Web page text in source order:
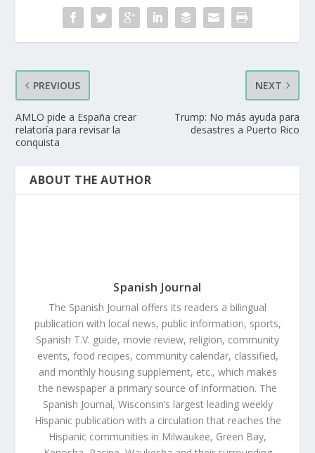
PREVIOUS
AMLO pide a España crear
relatoría para revisar la
conquista
NEXT
Trump: No más ayuda para
desastres a Puerto Rico
ABOUT THE AUTHOR
Spanish Journal
The Spanish Journal offers its readers a bilingual
publication with local news, public information, sports,
Spanish T.V. guide, movie review, religion, community
events, food recipes, community calendar, classified,
and monthly housing supplement, etc., which makes
the newspaper a primary source of information. The
Spanish Journal, Wisconsin’s largest leading weekly
Hispanic publication with a circulation that reaches the
Hispanic communities in Milwaukee, Green Bay,